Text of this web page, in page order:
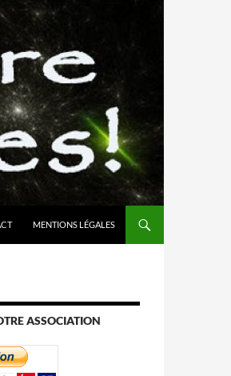
MENTIONS LÉGALES
ASSOCIATION